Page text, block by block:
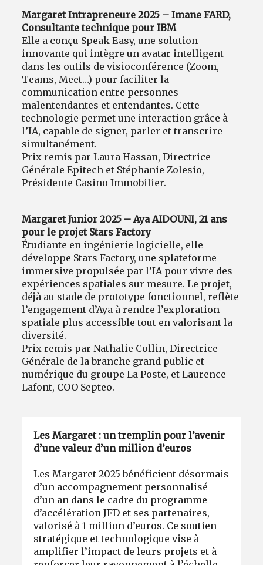
Margaret Intrapreneure 2025 – Imane FARD,
Consultante technique pour IBM
Elle a conçu Speak Easy, une solution
innovante qui intègre un avatar intelligent
dans les outils de visioconférence (Zoom,
Teams, Meet…) pour faciliter la
communication entre personnes
malentendantes et entendantes. Cette
technologie permet une interaction grâce à
l’IA, capable de signer, parler et transcrire
simultanément.
Prix remis par Laura Hassan, Directrice
Générale Epitech et Stéphanie Zolesio,
Présidente Casino Immobilier.
Margaret Junior 2025 – Aya AIDOUNI, 21 ans
pour le projet Stars Factory
Étudiante en ingénierie logicielle, elle
développe Stars Factory, une splateforme
immersive propulsée par l’IA pour vivre des
expériences spatiales sur mesure. Le projet,
déjà au stade de prototype fonctionnel, reflète
l’engagement d’Aya à rendre l’exploration
spatiale plus accessible tout en valorisant la
diversité.
Prix remis par Nathalie Collin, Directrice
Générale de la branche grand public et
numérique du groupe La Poste, et Laurence
Lafont, COO Septeo.
Les Margaret : un tremplin pour l’avenir
d’une valeur d’un million d’euros
Les Margaret 2025 bénéficient désormais
d’un accompagnement personnalisé
d’un an dans le cadre du programme
d’accélération JFD et ses partenaires,
valorisé à 1 million d’euros. Ce soutien
stratégique et technologique vise à
amplifier l’impact de leurs projets et à